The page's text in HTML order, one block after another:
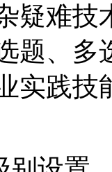
疑难技
题、多
实践技